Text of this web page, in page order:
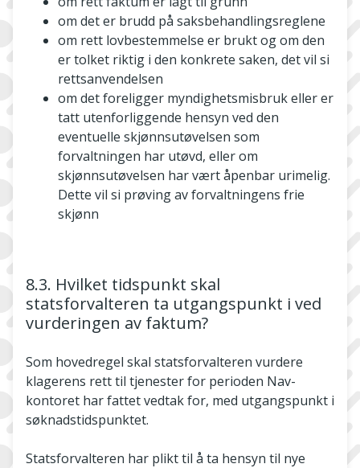
om det er brudd på saksbehandlingsreglene
om rett lovbestemmelse er brukt og om den
er tolket riktig i den konkrete saken, det vil si
rettsanvendelsen
om det foreligger myndighetsmisbruk eller er
tatt utenforliggende hensyn ved den
eventuelle skjønnsutøvelsen som
forvaltningen har utøvd, eller om
skjønnsutøvelsen har vært åpenbar urimelig.
Dette vil si prøving av forvaltningens frie
skjønn
8.3. Hvilket tidspunkt skal
statsforvalteren ta utgangspunkt i ved
vurderingen av faktum?
Som hovedregel skal statsforvalteren vurdere
klagerens rett til tjenester for perioden Nav-
kontoret har fattet vedtak for, med utgangspunkt i
søknadstidspunktet.
Statsforvalteren har plikt til å ta hensyn til nye